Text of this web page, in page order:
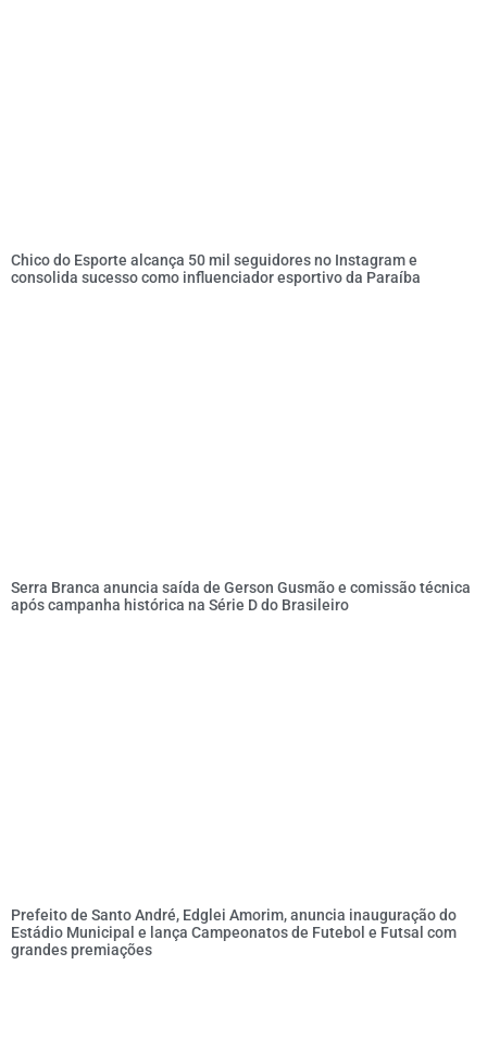
Chico do Esporte alcança 50 mil seguidores no Instagram e
consolida sucesso como influenciador esportivo da Paraíba
Serra Branca anuncia saída de Gerson Gusmão e comissão técnica
após campanha histórica na Série D do Brasileiro
Prefeito de Santo André, Edglei Amorim, anuncia inauguração do
Estádio Municipal e lança Campeonatos de Futebol e Futsal com
grandes premiações